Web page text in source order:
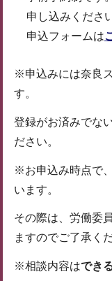
申し込みくださ
申込フォームは
※申込みには奈良
す。
登録がお済みでな
ださい。
※お申込み時点で
います。
その際は、労働委
ますのでご了承く
※相談内容はでき